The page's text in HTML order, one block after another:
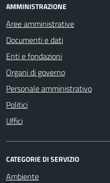
AMMINISTRAZIONE
Aree amministrative
Documenti e dati
Enti e fondazioni
Organi di governo
Personale amministrativo
Politici
Uffici
CATEGORIE DI SERVIZIO
Ambiente